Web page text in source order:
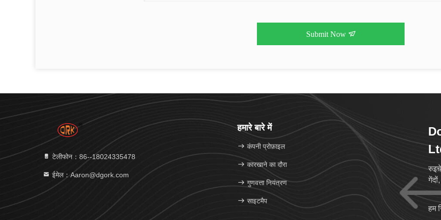
Submit Now
टेलीफोन：86--18024335478
ईमेल：Aaron@dgork.com
हमारे बारे में
कंपनी प्रोफ़ाइल
कारखाने का दौरा
गुणवत्ता नियंत्रण
साइटमैप
हम